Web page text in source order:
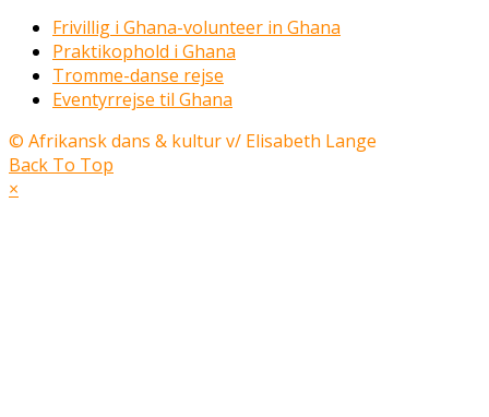
Frivillig i Ghana-volunteer in Ghana
Praktikophold i Ghana
Tromme-danse rejse
Eventyrrejse til Ghana
© Afrikansk dans & kultur v/ Elisabeth Lange
Back To Top
×